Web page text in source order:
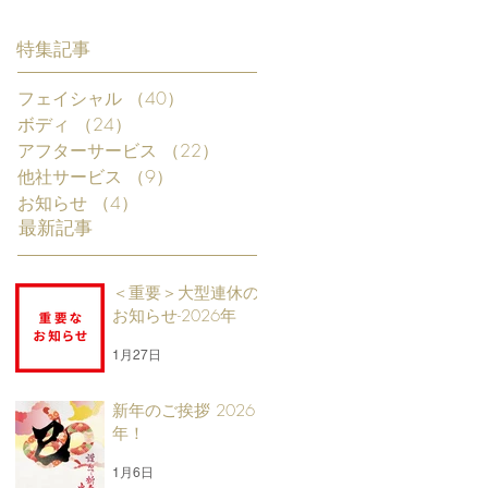
特集記事
フェイシャル （40）
ボディ
（24）
アフターサービス
（22）
他社サービス
（9）
お知らせ
（4）
最新記事
＜重要＞大型連休の
お知らせ-2026年
1月27日
新年のご挨拶 2026
年！
1月6日